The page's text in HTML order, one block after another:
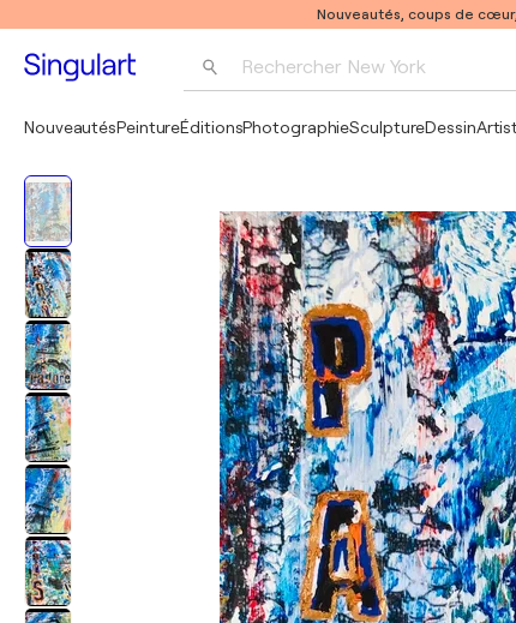
Nouveautés, coups de
Rechercher New York
Pablo Picasso
NouveautésPeintureÉditionsPhotographieSculptureDessin